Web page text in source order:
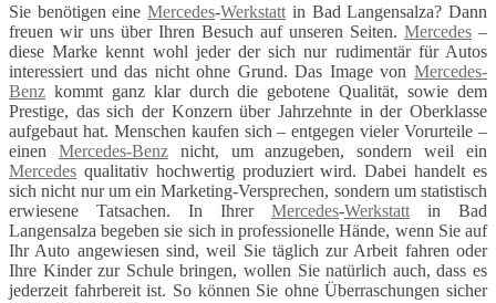
Sie benötigen eineMercedes-Werkstatt in Bad Langensalza? Dann
freuen wir uns über Ihren Besuch auf unseren Seiten. Mercedes –
diese Marke kennt wohl jeder der sich nur rudimentär für Autos
interessiert und das nicht ohne Grund. Das Image von Mercedes-
Benz kommt ganz klar durch die gebotene Qualität, sowie dem
Prestige, das sich der Konzern über Jahrzehnte in der Oberklasse
aufgebaut hat. Menschen kaufen sich – entgegen vieler Vorurteile –
einen Mercedes-Benznicht, um anzugeben, sondern weil ein
Mercedes qualitativ hochwertig produziert wird. Dabei handelt es
sich nicht nur um ein Marketing-Versprechen, sondern um statistisch
erwiesene Tatsachen. In Ihrer Mercedes-Werkstatt in Bad
Langensalza begeben sie sich in professionelle Hände, wenn Sie auf
Ihr Auto angewiesen sind, weil Sie täglich zur Arbeit fahren oder
Ihre Kinder zur Schule bringen, wollen Sie natürlich auch, dass es
jederzeit fahrbereit ist. So können Sie ohne Überraschungen sicher